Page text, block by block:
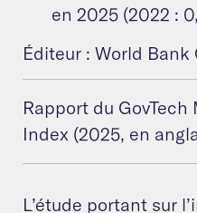
en 2025 (2022 :
Éditeur : World Bank
Rapport du
Index (2025, en
L’étude portant sur